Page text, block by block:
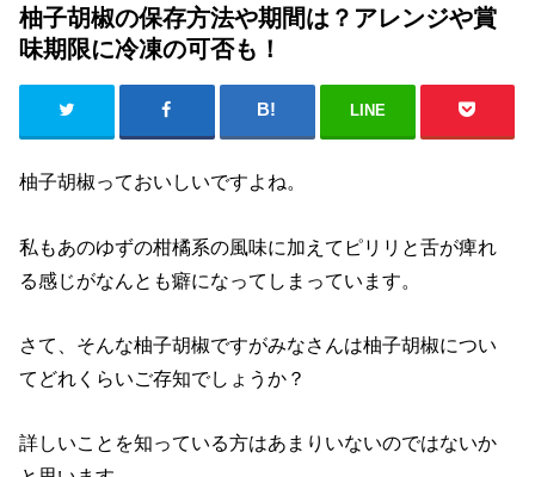
柚子胡椒の保存方法や期間は？アレンジや賞
味期限に冷凍の可否も！
LINE
柚子胡椒っておいしいですよね。
私もあのゆずの柑橘系の風味に加えてピリリと舌が痺れ
る感じがなんとも癖になってしまっています。
さて、そんな柚子胡椒ですがみなさんは柚子胡椒につい
てどれくらいご存知でしょうか？
詳しいことを知っている方はあまりいないのではないか